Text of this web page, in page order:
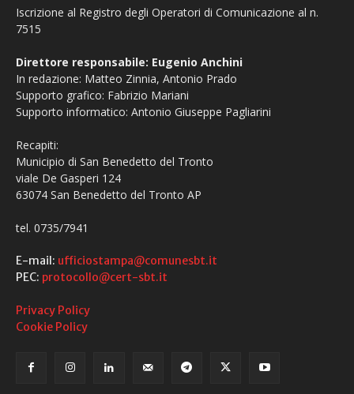
Iscrizione al Registro degli Operatori di Comunicazione al n.
7515
Direttore responsabile: Eugenio Anchini
In redazione: Matteo Zinnia, Antonio Prado
Supporto grafico: Fabrizio Mariani
Supporto informatico: Antonio Giuseppe Pagliarini
Recapiti:
Municipio di San Benedetto del Tronto
viale De Gasperi 124
63074 San Benedetto del Tronto AP
tel. 0735/7941
E-mail: ufficiostampa@comunesbt.it
PEC: protocollo@cert-sbt.it
Privacy Policy
Cookie Policy